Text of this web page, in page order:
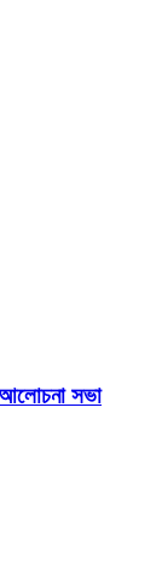
সভা